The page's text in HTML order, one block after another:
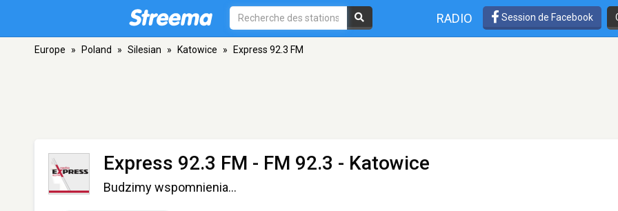
RADIO Session de Facebook
Europe » Poland » Silesian » Katowice » Express 92.3 FM
Express 92.3 FM - FM 92.3 - Katowice
Budzimy wspomnienia...